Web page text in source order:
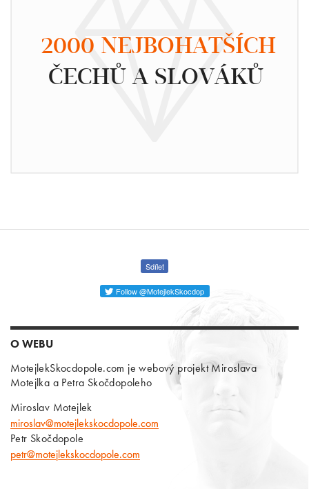
2000 NEJBOHATŠÍCH
ČECHŮ A SLOVÁKŮ
Sdílet
Follow @MotejlekSkocdop
O WEBU
MotejlekSkocdopole.com je webový projekt Miroslava
Motejlka a Petra Skočdopoleho
Miroslav Motejlek
miroslav@motejlekskocdopole.com
Petr Skočdopole
petr@motejlekskocdopole.com